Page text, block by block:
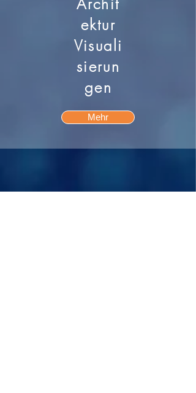
ektur
Visuali
sierun
gen
Mehr